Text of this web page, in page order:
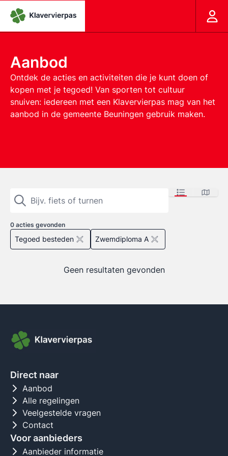
Aanbod
Ontdek de acties en activiteiten die je kunt doen of
kopen met je tegoed! Van sporten tot cultuur
snuiven: iedereen met een Klavervierpas mag van het
aanbod in de gemeente Beuningen gebruik maken.
0 acties gevonden
Tegoed besteden Zwemdiploma A
Geen resultaten gevonden
Direct naar
Aanbod
Alle regelingen
Veelgestelde vragen
Contact
Voor aanbieders
Aanbieder informatie